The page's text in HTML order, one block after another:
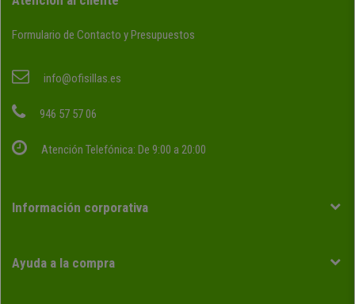
Formulario de Contacto y Presupuestos
info@ofisillas.es
946 57 57 06
Atención Telefónica: De 9:00 a 20:00
Información corporativa
Ayuda a la compra